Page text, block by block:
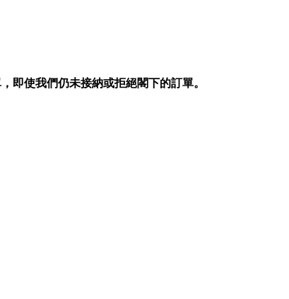
使我們仍未接納或拒絕閣下的訂單。